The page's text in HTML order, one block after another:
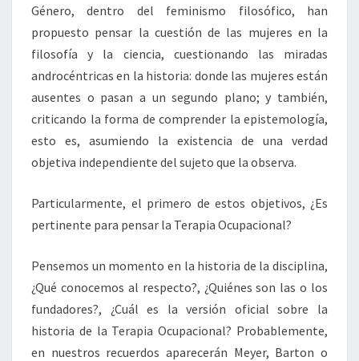
Género, dentro del feminismo filosófico, han
propuesto pensar la cuestión de las mujeres en la
filosofía y la ciencia, cuestionando las miradas
androcéntricas en la historia: donde las mujeres están
ausentes o pasan a un segundo plano; y también,
criticando la forma de comprender la epistemología,
esto es, asumiendo la existencia de una verdad
objetiva independiente del sujeto que la observa.
Particularmente, el primero de estos objetivos, ¿Es
pertinente para pensar la Terapia Ocupacional?
Pensemos un momento en la historia de la disciplina,
¿Qué conocemos al respecto?, ¿Quiénes son las o los
fundadores?, ¿Cuál es la versión oficial sobre la
historia de la Terapia Ocupacional? Probablemente,
en nuestros recuerdos aparecerán Meyer, Barton o